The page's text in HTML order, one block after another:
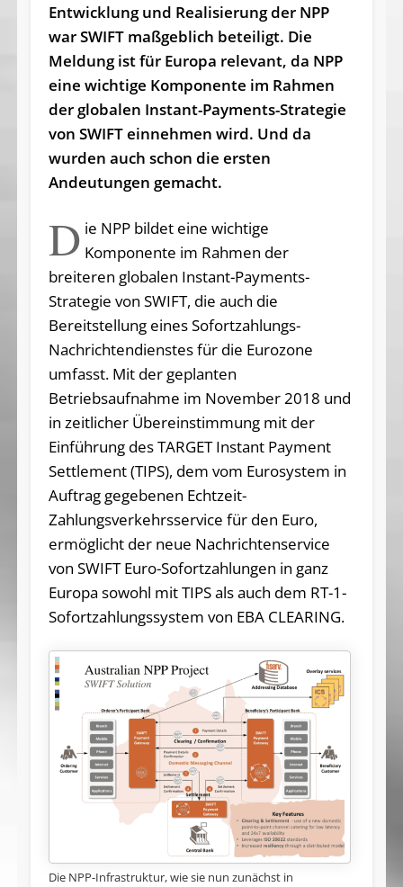
Entwicklung und Realisierung der NPP
war SWIFT maßgeblich beteiligt. Die
Meldung ist für Europa relevant, da NPP
eine wichtige Komponente im Rahmen
der globalen Instant-Payments-Strategie
von SWIFT einnehmen wird. Und da
wurden auch schon die ersten
Andeutungen gemacht.
D ie NPP bildet eine wichtige
Komponente im Rahmen der
breiteren globalen Instant-Payments-
Strategie von SWIFT, die auch die
Bereitstellung eines Sofortzahlungs-
Nachrichtendienstes für die Eurozone
umfasst. Mit der geplanten
Betriebsaufnahme im November 2018 und
in zeitlicher Übereinstimmung mit der
Einführung des TARGET Instant Payment
Settlement (TIPS), dem vom Eurosystem in
Auftrag gegebenen Echtzeit-
Zahlungsverkehrsservice für den Euro,
ermöglicht der neue Nachrichtenservice
von SWIFT Euro-Sofortzahlungen in ganz
Europa sowohl mit TIPS als auch dem RT-1-
Sofortzahlungssystem von EBA CLEARING.
Die NPP-Infrastruktur, wie sie nun zunächst in